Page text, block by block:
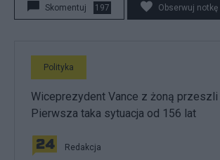
Skomentuj 197 Obserwuj notkę
Polityka
Wiceprezydent Vance z żoną przeszli
Pierwsza taka sytuacja od 156 lat
Redakcja